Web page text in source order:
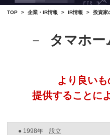
企業・IR情報
TOP > 企業・IR情報 > IR情報 > 投資家
タマホー
より良いも
提供することに
● 1998年 設立